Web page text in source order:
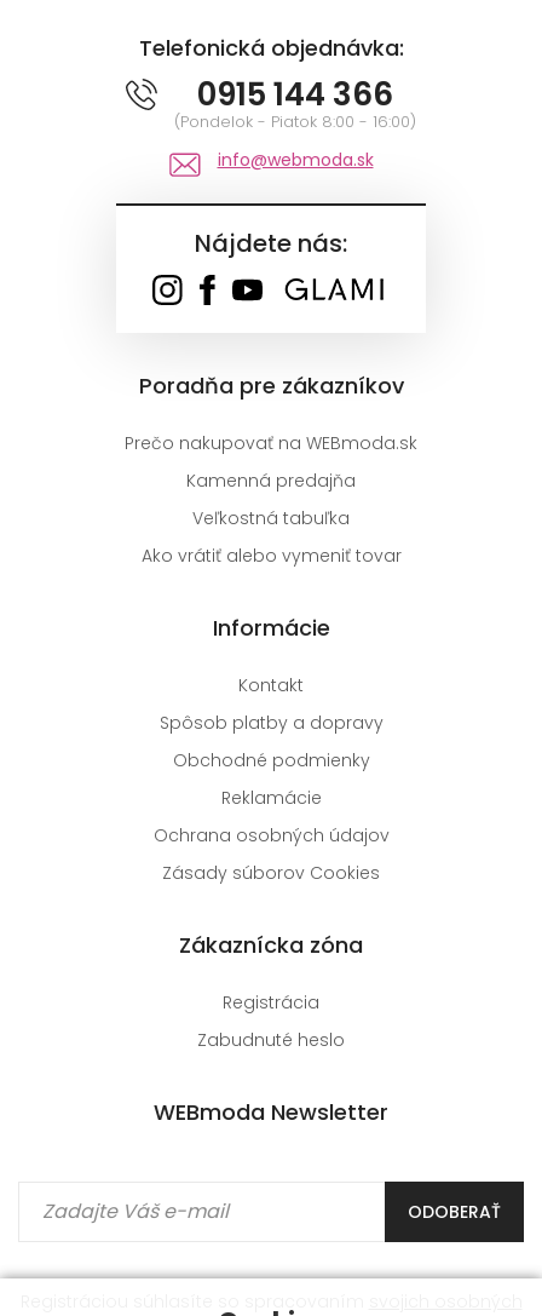
Telefonická objednávka:
0915 144 366
(Pondelok - Piatok 8:00 - 16:00)
info@webmoda.sk
Nájdete nás:
Poradňa pre zákazníkov
Prečo nakupovať na WEBmoda.sk
Kamenná predajňa
Veľkostná tabuľka
Ako vrátiť alebo vymeniť tovar
Informácie
Kontakt
Spôsob platby a dopravy
Obchodné podmienky
Reklamácie
Ochrana osobných údajov
Zásady súborov Cookies
Zákaznícka zóna
Registrácia
Zabudnuté heslo
WEBmoda Newsletter
ODOBERAŤ